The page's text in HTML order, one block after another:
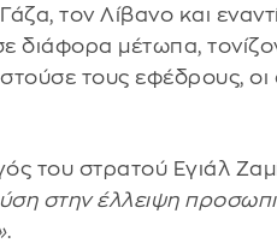
τον Λίβανο και
διάφορα μέτωπα,
τους εφέδρους, οι
του στρατού Εγιάλ
στην έλλειψη
.